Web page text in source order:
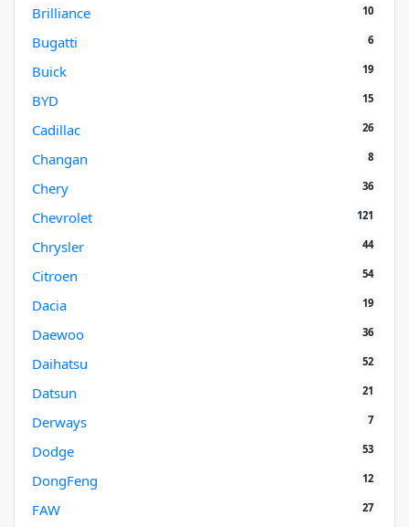
Brilliance 10
Bugatti 6
Buick 19
BYD 15
Cadillac 26
Changan 8
Chery 36
Chevrolet 121
Chrysler 44
Citroen 54
Dacia 19
Daewoo 36
Daihatsu 52
Datsun 21
Derways 7
Dodge 53
DongFeng 12
FAW 27